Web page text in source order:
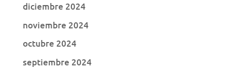
diciembre 2024
noviembre 2024
octubre 2024
septiembre 2024